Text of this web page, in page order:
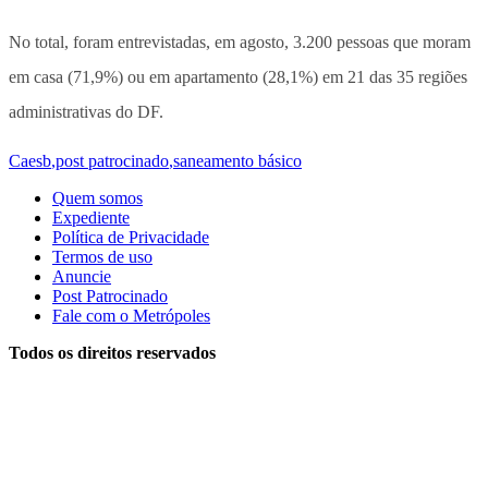
No total, foram entrevistadas, em agosto, 3.200 pessoas que moram
em casa (71,9%) ou em apartamento (28,1%) em 21 das 35 regiões
administrativas do DF.
Caesb,post patrocinado,saneamento básico
Quem somos
Expediente
Política de Privacidade
Termos de uso
Anuncie
Post Patrocinado
Fale com o Metrópoles
Todos os direitos reservados